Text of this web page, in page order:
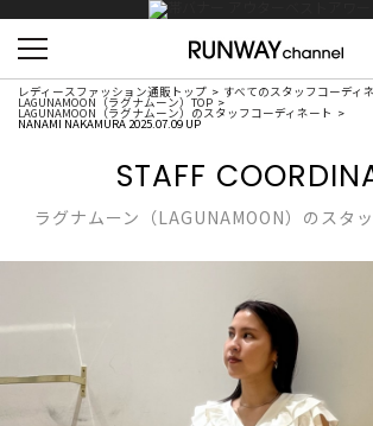
レディースファッション通販トップ すべてのスタッフコーディ
LAGUNAMOON（ラグナムーン）TOP
LAGUNAMOON（ラグナムーン）のスタッフコーディネート
NANAMI NAKAMURA 2025.07.09 UP
STAFF
ラグナムーン（LAGUNAMOON）のスタッ